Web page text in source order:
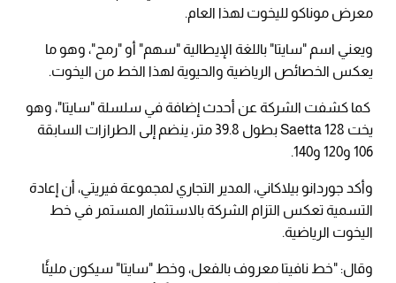
معرض موناكو لليخوت لهذا العام.
ويعني اسم "سايتا" باللغة الإيطالية "سهم" أو "رمح"، وهو ما
يعكس الخصائص الرياضية والحيوية لهذا الخط من اليخوت.
كما كشفت الشركة عن أحدث إضافة في سلسلة "سايتا"، وهو
يخت Saetta 128 بطول 39.8 متر، ينضم إلى الطرازات السابقة
106 و120 و140.
وأكد جوردانو بيلاكاني، المدير التجاري لمجموعة فيريتي، أن إعادة
التسمية تعكس التزام الشركة بالاستثمار المستمر في خط
اليخوت الرياضية.
وقال: "خط نافيتا معروف بالفعل، وخط "سايتا" سيكون مليئًا